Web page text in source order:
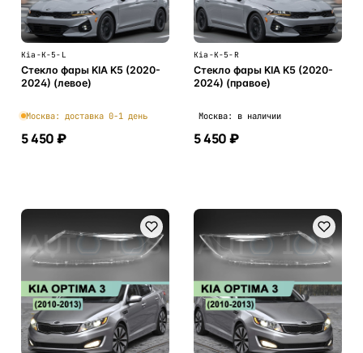
Kia-K-5-L
Стекло фары KIA K5 (2020-
2024) (левое)
Москва: доставка 0-1 день
5 450 ₽
Kia-K-5-R
Стекло фары KIA K5 (2020-
2024) (правое)
Москва: в наличии
5 450 ₽